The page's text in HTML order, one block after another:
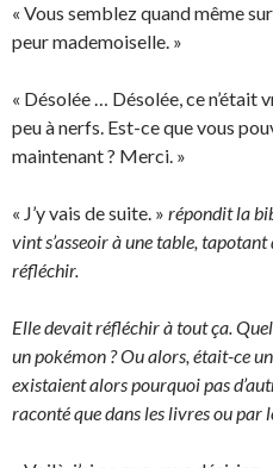
« Vous semblez quand même
peur mademoiselle. »
« Désolée … Désolée, ce n’était
peu à nerfs. Est-ce que vous
maintenant ? Merci. »
« J’y vais de suite. » répondit la
vint s’asseoir à une table,
réfléchir.
Elle devait réfléchir à tout ça.
un pokémon ? Ou alors, était-ce
existaient alors pourquoi pas
raconté que dans les livres ou par